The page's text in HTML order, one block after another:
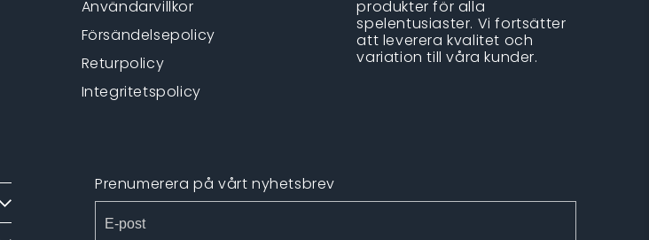
Användarvillkor
Försändelsepolicy
Returpolicy
Integritetspolicy
produkter för alla
spelentusiaster. Vi fortsätter
att leverera kvalitet och
variation till våra kunder.
Prenumerera på vårt nyhetsbrev